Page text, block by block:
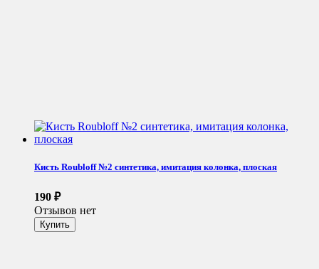
Кисть Roubloff №2 синтетика, имитация колонка, плоская
190 ₽
Отзывов нет